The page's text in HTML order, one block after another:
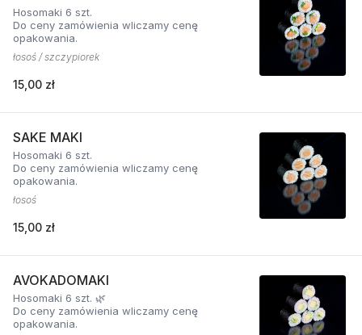
Hosomaki 6 szt.
Do ceny zamówienia wliczamy cenę
opakowania.
łosoś / szczypiorek
15,00 zł
SAKE MAKI
Hosomaki 6 szt.
Do ceny zamówienia wliczamy cenę
opakowania.
łosoś
15,00 zł
AVOKADOMAKI
Hosomaki 6 szt. 🌿
Do ceny zamówienia wliczamy cenę
opakowania.